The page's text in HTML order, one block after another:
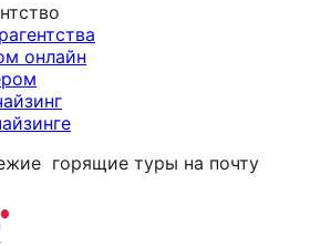
онлайн
горящие туры на почту